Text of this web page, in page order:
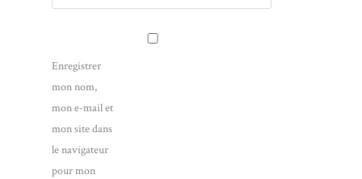
Enregistrer
mon nom,
mon e-mail et
mon site dans
le navigateur
pour mon